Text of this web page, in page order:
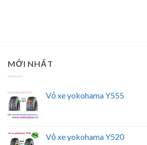
MỚI NHẤT
Vỏ xe yokohama Y555
Vỏ xe yokohama Y520